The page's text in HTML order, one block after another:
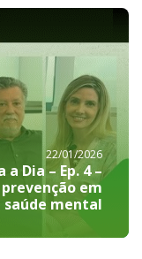
22/01/2026
Dia – Ep. 4 –
em
saúde mental